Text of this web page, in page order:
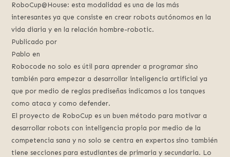
RoboCup@House: esta modalidad es una de las más
interesantes ya que consiste en crear robots autónomos en la
vida diaria y en la relación hombre-robotic.
Publicado por
Pablo en
Robocode no solo es útil para aprender a programar sino
también para empezar a desarrollar inteligencia artificial ya
que por medio de reglas prediseñas indicamos a los tanques
como ataca y como defender.
El proyecto de RoboCup es un buen método para motivar a
desarrollar robots con inteligencia propia por medio de la
competencia sana y no solo se centra en expertos sino también
tiene secciones para estudiantes de primaria y secundaria. Lo